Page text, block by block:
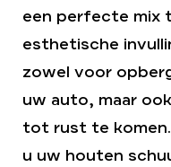
een perfecte mix
esthetische
zowel voor
uw auto, maar
tot rust te
u uw houten